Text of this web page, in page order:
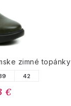
zimné topánky
42
€